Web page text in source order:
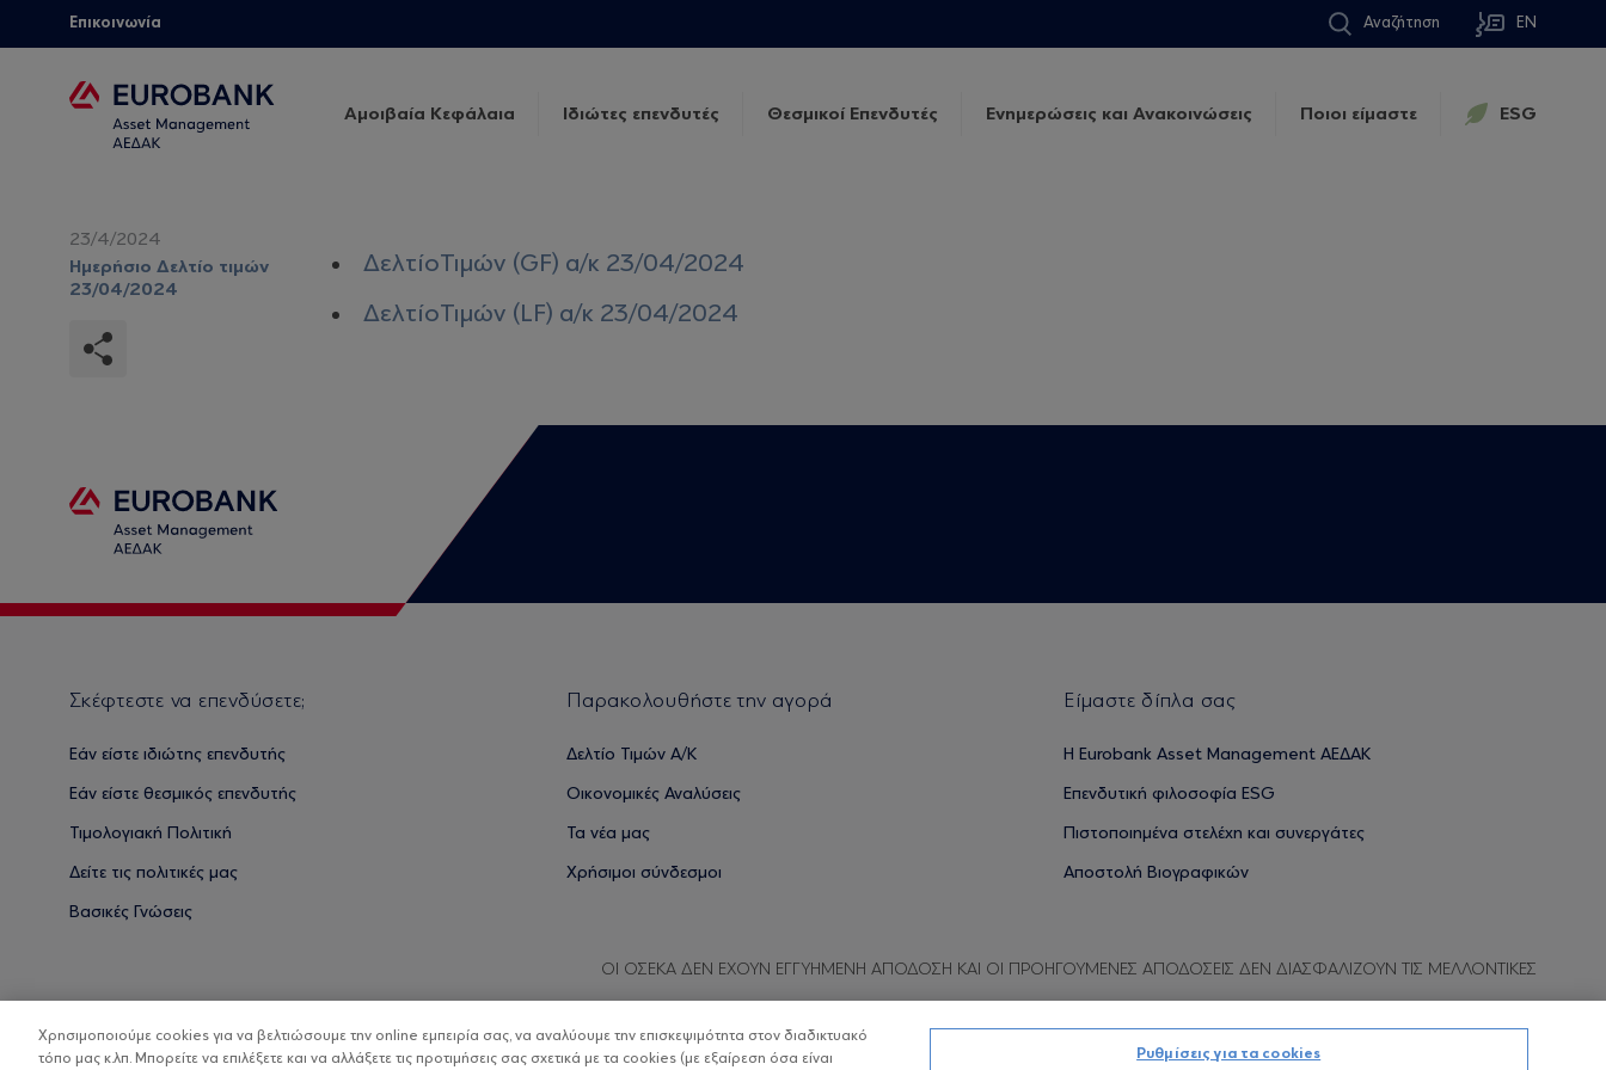
Επικοινωνία Αναζήτηση EN
Αμοιβαία Κεφάλαια Ιδιώτες επενδυτές Θεσμικοί Επενδυτές Ενημερώσεις και Ανακοινώσεις Ποιοι είμαστε ESG
23/4/2024
Ημερήσιο Δελτίο τιμών
23/04/2024
ΔελτίοΤιμών (GF) α/κ 23/04/2024
ΔελτίοΤιμών (LF) α/κ 23/04/2024
Σκέφτεστε να επενδύσετε;
Εάν είστε ιδιώτης επενδυτής
Εάν είστε θεσμικός επενδυτής
Τιμολογιακή Πολιτική
Δείτε τις πολιτικές μας
Βασικές Γνώσεις
Παρακολουθήστε την αγορά
Δελτίο Τιμών Α/Κ
Οικονομικές Αναλύσεις
Τα νέα μας
Χρήσιμοι σύνδεσμοι
Είμαστε δίπλα σας
H Eurobank Asset Management ΑΕΔΑΚ
Επενδυτική φιλοσοφία ESG
Πιστοποιημένα στελέχη και συνεργάτες
Αποστολή Βιογραφικών
ΟΙ ΟΣΕΚΑ ΔΕΝ ΕΧΟΥΝ ΕΓΓΥΗΜΕΝΗ ΑΠΟΔΟΣΗ ΚΑΙ ΟΙ ΠΡΟΗΓΟΥΜΕΝΕΣ ΑΠΟΔΟΣΕΙΣ ΔΕΝ ΔΙΑΣΦΑΛΙΖΟΥΝ ΤΙΣ ΜΕΛΛΟΝΤΙΚΕΣ
Copyright © Eurobank ΑΕΔΑΚ Προστασία Προσωπικών Δεδομένων Όροι χρήσης
Χρησιμοποιούμε cookies για να βελτιώσουμε την online εμπειρία σας, να αναλύουμε την επισκεψιμότητα στον διαδικτυακό
τόπο μας κ.λπ. Μπορείτε να επιλέξετε και να αλλάξετε τις προτιμήσεις σας σχετικά με τα cookies (με εξαίρεση όσα είναι
Ρυθμίσεις για τα cookies